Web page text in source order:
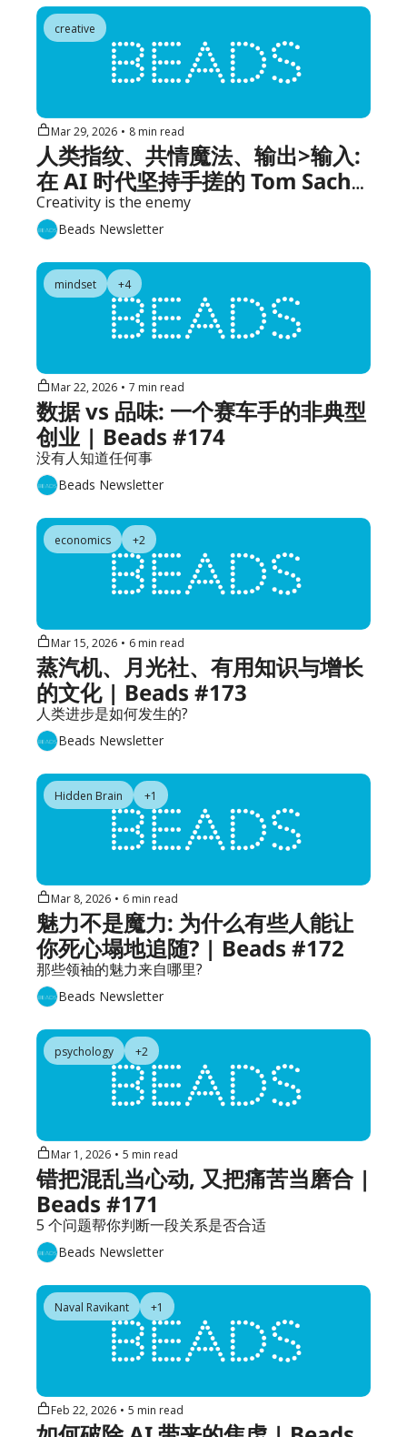
creative
Mar 29, 2026 • 8 min read
人类指纹、共情魔法、输出>输入:
在 AI 时代坚持手搓的 Tom Sachs
的创作哲学 | Beads #175
Creativity is the enemy
Beads Newsletter
mindset +4
Mar 22, 2026 • 7 min read
数据 vs 品味: 一个赛车手的非典型
创业 | Beads #174
没有人知道任何事
Beads Newsletter
economics +2
Mar 15, 2026 • 6 min read
蒸汽机、月光社、有用知识与增长
的文化 | Beads #173
人类进步是如何发生的?
Beads Newsletter
Hidden Brain +1
Mar 8, 2026 • 6 min read
魅力不是魔力: 为什么有些人能让
你死心塌地追随? | Beads #172
那些领袖的魅力来自哪里?
Beads Newsletter
psychology +2
Mar 1, 2026 • 5 min read
错把混乱当心动, 又把痛苦当磨合 |
Beads #171
5 个问题帮你判断一段关系是否合适
Beads Newsletter
Naval Ravikant +1
Feb 22, 2026 • 5 min read